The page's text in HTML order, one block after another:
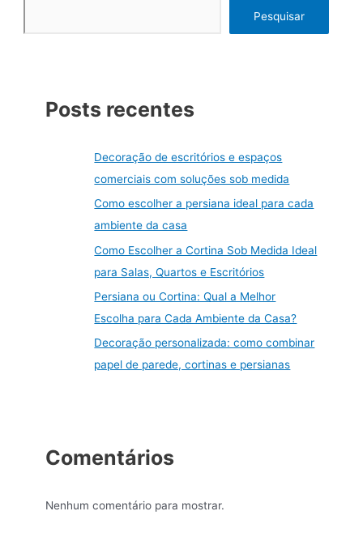
personalizadas
Pesquisar
Posts recentes
Decoração de escritórios e espaços
comerciais com soluções sob medida
Como escolher a persiana ideal para cada
ambiente da casa
Como Escolher a Cortina Sob Medida Ideal
para Salas, Quartos e Escritórios
Persiana ou Cortina: Qual a Melhor
Escolha para Cada Ambiente da Casa?
Decoração personalizada: como combinar
papel de parede, cortinas e persianas
Comentários
Nenhum comentário para mostrar.